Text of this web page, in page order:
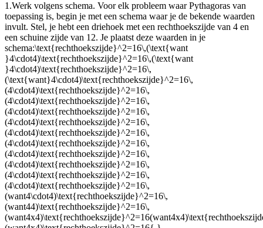
1.Werk volgens schema. Voor elk probleem waar Pythagoras van
toepassing is, begin je met een schema waar je de bekende waarden
invult. Stel, je hebt een driehoek met een rechthoekszijde van 4 en
een schuine zijde van 12. Je plaatst deze waarden in je
schema:\text{rechthoekszijde}^2=16\,(\text{want
}4\cdot4)\text{rechthoekszijde}^2=16\,(\text{want
}4\cdot4)\text{rechthoekszijde}^2=16\,
(\text{want}4\cdot4)\text{rechthoekszijde}^2=16\,
(4\cdot4)\text{rechthoekszijde}^2=16\,
(4\cdot4)\text{rechthoekszijde}^2=16\,
(4\cdot4)\text{rechthoekszijde}^2=16\,
(4\cdot4)\text{rechthoekszijde}^2=16\,
(4\cdot4)\text{rechthoekszijde}^2=16\,
(4\cdot4)\text{rechthoekszijde}^2=16\,
(4\cdot4)\text{rechthoekszijde}^2=16\,
(4\cdot4)\text{rechthoekszijde}^2=16\,
(4\cdot4)\text{rechthoekszijde}^2=16\,
(4\cdot4)\text{rechthoekszijde}^2=16\,
(want4\cdot4)\text{rechthoekszijde}^2=16\,
(want44)\text{rechthoekszijde}^2=16\,